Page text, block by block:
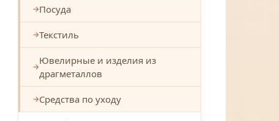
Посуда
Текстиль
Ювелирные и изделия из
драгметаллов
Средства по уходу